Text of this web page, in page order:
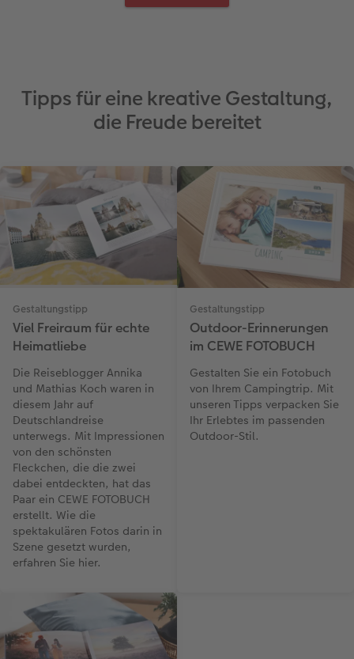
Tipps für eine kreative Gestaltung,
die Freude bereitet
Gestaltungstipp
Viel Freiraum für echte
Heimatliebe
Die Reiseblogger Annika
und Mathias Koch waren in
diesem Jahr auf
Deutschlandreise
unterwegs. Mit Impressionen
von den schönsten
Fleckchen, die die zwei
dabei entdeckten, hat das
Paar ein CEWE FOTOBUCH
erstellt. Wie die
spektakulären Fotos darin in
Szene gesetzt wurden,
erfahren Sie hier.
Gestaltungstipp
Outdoor-Erinnerungen
im CEWE FOTOBUCH
Gestalten Sie ein Fotobuch
von Ihrem Campingtrip. Mit
unseren Tipps verpacken Sie
Ihr Erlebtes im passenden
Outdoor-Stil.